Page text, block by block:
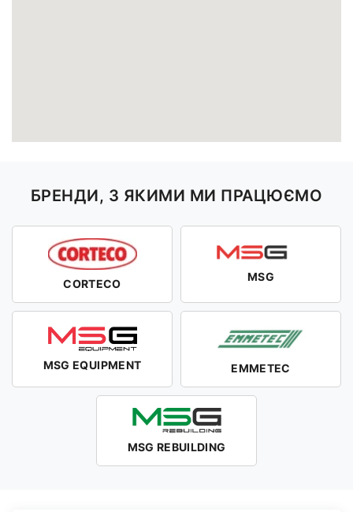
БРЕНДИ, З ЯКИМИ МИ ПРАЦЮЄМО
CORTECO
MSG
MSG EQUIPMENT EMMETEC
MSG REBUILDING